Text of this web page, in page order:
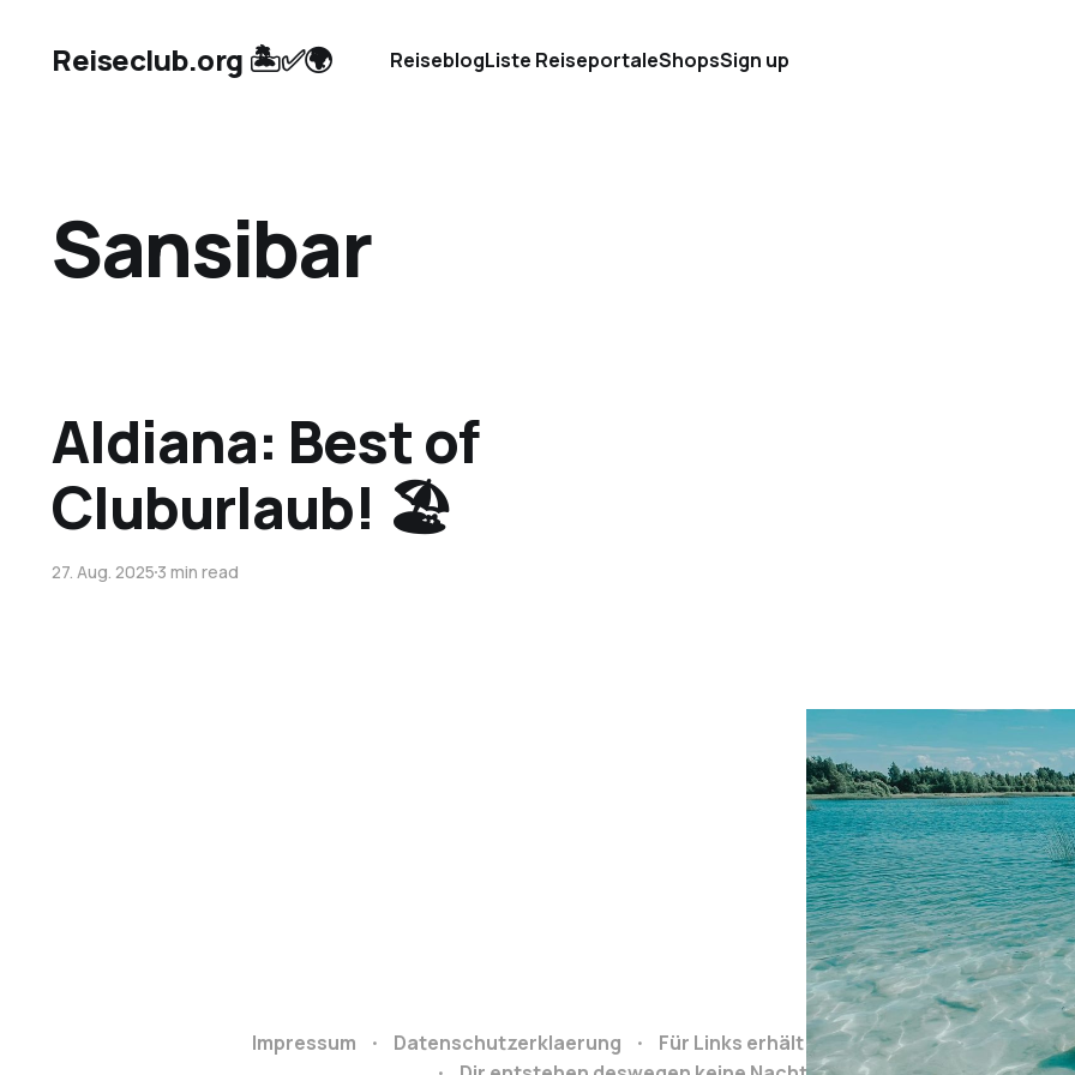
Reiseclub.org 🏝️✅🌍 ReiseblogListe ReiseportaleShopsSign up
Sansibar
Aldiana: Best of
Cluburlaub! 🏖️
27. Aug. 20253 min read
Impressum Datenschutzerklaerung Für Links erhält Reiseclub.org bei Buchung